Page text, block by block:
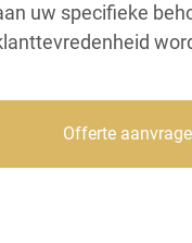
uw specifieke
Offerte